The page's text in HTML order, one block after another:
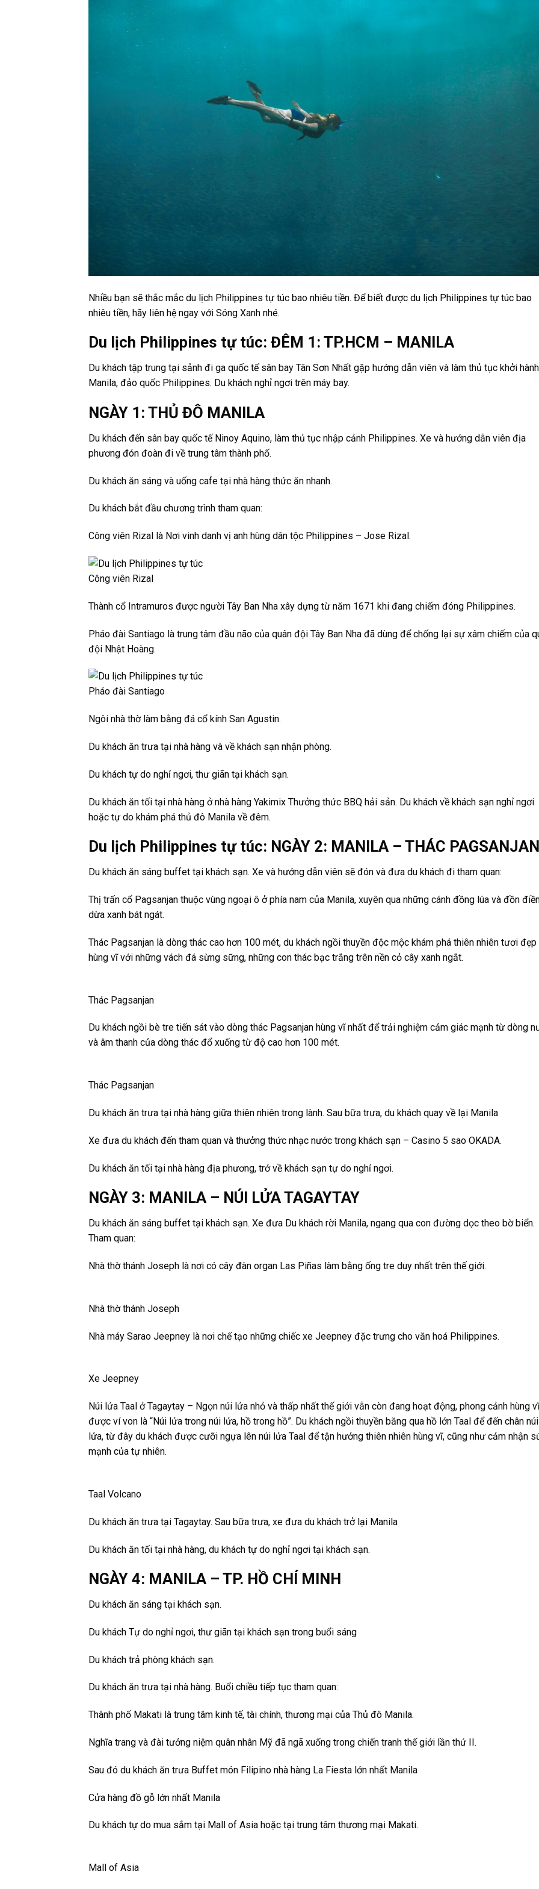
Nhiều bạn sẽ thắc mắc du lịch Philippines tự túc bao nhiêu tiền. Để biết được du lịch Philippines tự túc bao
nhiêu tiền, hãy liên hệ ngay với Sóng Xanh nhé.
Du lịch Philippines tự túc: ĐÊM 1: TP.HCM – MANILA
Du khách tập trung tại sảnh đi ga quốc tế sân bay Tân Sơn Nhất gặp hướng dẫn viên và làm thủ tục khởi
Manila, đảo quốc Philippines. Du khách nghỉ ngơi trên máy bay.
NGÀY 1: THỦ ĐÔ MANILA
Du khách đến sân bay quốc tế Ninoy Aquino, làm thủ tục nhập cảnh Philippines. Xe và hướng dẫn viên địa
phương đón đoàn đi về trung tâm thành phố.
Du khách ăn sáng và uống cafe tại nhà hàng thức ăn nhanh.
Du khách bắt đầu chương trình tham quan:
Công viên Rizal là Nơi vinh danh vị anh hùng dân tộc Philippines – Jose Rizal.
Công viên Rizal
Thành cổ Intramuros được người Tây Ban Nha xây dựng từ năm 1671 khi đang chiếm đóng Philippines.
Pháo đài Santiago là trung tâm đầu não của quân đội Tây Ban Nha đã dùng để chống lại sự xâm chiếm của
đội Nhật Hoàng.
Pháo đài Santiago
Ngôi nhà thờ làm bằng đá cổ kính San Agustin.
Du khách ăn trưa tại nhà hàng và về khách sạn nhận phòng.
Du khách tự do nghỉ ngơi, thư giãn tại khách sạn.
Du khách ăn tối tại nhà hàng ở nhà hàng Yakimix Thưởng thức BBQ hải sản. Du khách về khách sạn nghỉ ngơi
hoặc tự do khám phá thủ đô Manila về đêm.
Du lịch Philippines tự túc: NGÀY 2: MANILA – THÁC PAGSANJAN
Du khách ăn sáng buffet tại khách sạn. Xe và hướng dẫn viên sẽ đón và đưa du khách đi tham quan:
Thị trấn cổ Pagsanjan thuộc vùng ngoại ô ở phía nam của Manila, xuyên qua những cánh đồng lúa và đồn
dừa xanh bát ngát.
Thác Pagsanjan là dòng thác cao hơn 100 mét, du khách ngồi thuyền độc mộc khám phá thiên nhiên tươi đẹp
hùng vĩ với những vách đá sừng sững, những con thác bạc trắng trên nền cỏ cây xanh ngắt.
Thác Pagsanjan
Du khách ngồi bè tre tiến sát vào dòng thác Pagsanjan hùng vĩ nhất để trải nghiệm cảm giác mạnh từ dòng
và âm thanh của dòng thác đổ xuống từ độ cao hơn 100 mét.
Thác Pagsanjan
Du khách ăn trưa tại nhà hàng giữa thiên nhiên trong lành. Sau bữa trưa, du khách quay về lại Manila
Xe đưa du khách đến tham quan và thưởng thức nhạc nước trong khách sạn – Casino 5 sao OKADA.
Du khách ăn tối tại nhà hàng địa phương, trở về khách sạn tự do nghỉ ngơi.
NGÀY 3: MANILA – NÚI LỬA TAGAYTAY
Du khách ăn sáng buffet tại khách sạn. Xe đưa Du khách rời Manila, ngang qua con đường dọc theo bờ biển.
Tham quan:
Nhà thờ thánh Joseph là nơi có cây đàn organ Las Piñas làm bằng ống tre duy nhất trên thế giới.
Nhà thờ thánh Joseph
Nhà máy Sarao Jeepney là nơi chế tạo những chiếc xe Jeepney đặc trưng cho văn hoá Philippines.
Xe Jeepney
Núi lửa Taal ở Tagaytay – Ngọn núi lửa nhỏ và thấp nhất thế giới vẫn còn đang hoạt động, phong cảnh hùng vĩ
được ví von là “Núi lửa trong núi lửa, hồ trong hồ”. Du khách ngồi thuyền băng qua hồ lớn Taal để đến chân núi
lửa, từ đây du khách được cưỡi ngựa lên núi lửa Taal để tận hưởng thiên nhiên hùng vĩ, cũng như cảm nhận
mạnh của tự nhiên.
Taal Volcano
Du khách ăn trưa tại Tagaytay. Sau bữa trưa, xe đưa du khách trở lại Manila
Du khách ăn tối tại nhà hàng, du khách tự do nghỉ ngơi tại khách sạn.
NGÀY 4: MANILA – TP. HỒ CHÍ MINH
Du khách ăn sáng tại khách sạn.
Du khách Tự do nghỉ ngơi, thư giãn tại khách sạn trong buổi sáng
Du khách trả phòng khách sạn.
Du khách ăn trưa tại nhà hàng. Buổi chiều tiếp tục tham quan:
Thành phố Makati là trung tâm kinh tế, tài chính, thương mại của Thủ đô Manila.
Nghĩa trang và đài tưởng niệm quân nhân Mỹ đã ngã xuống trong chiến tranh thế giới lần thứ II.
Sau đó du khách ăn trưa Buffet món Filipino nhà hàng La Fiesta lớn nhất Manila
Cửa hàng đồ gỗ lớn nhất Manila
Du khách tự do mua sắm tại Mall of Asia hoặc tại trung tâm thương mại Makati.
Mall of Asia